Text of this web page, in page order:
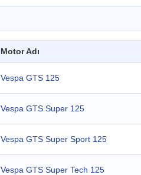
Motor Adı
Vespa GTS 125
Vespa GTS Super 125
Vespa GTS Super Sport 125
Vespa GTS Super Tech 125